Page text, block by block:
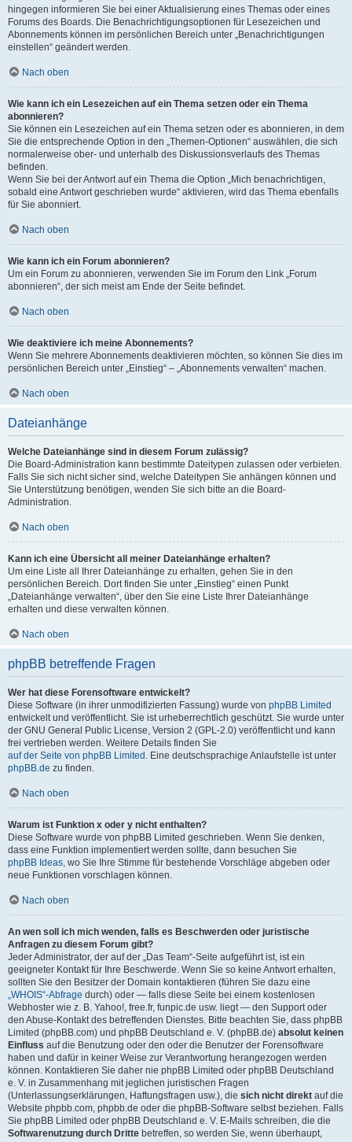
hingegen informieren Sie bei einer Aktualisierung eines Themas oder eines
Forums des Boards. Die Benachrichtigungsoptionen für Lesezeichen und
Abonnements können im persönlichen Bereich unter „Benachrichtigungen
einstellen“ geändert werden.
Nach oben
Wie kann ich ein Lesezeichen auf ein Thema setzen oder ein Thema
abonnieren?
Sie können ein Lesezeichen auf ein Thema setzen oder es abonnieren, in dem
Sie die entsprechende Option in den „Themen-Optionen“ auswählen, die sich
normalerweise ober- und unterhalb des Diskussionsverlaufs des Themas
befinden.
Wenn Sie bei der Antwort auf ein Thema die Option „Mich benachrichtigen,
sobald eine Antwort geschrieben wurde“ aktivieren, wird das Thema ebenfalls
für Sie abonniert.
Nach oben
Wie kann ich ein Forum abonnieren?
Um ein Forum zu abonnieren, verwenden Sie im Forum den Link „Forum
abonnieren“, der sich meist am Ende der Seite befindet.
Nach oben
Wie deaktiviere ich meine Abonnements?
Wenn Sie mehrere Abonnements deaktivieren möchten, so können Sie dies im
persönlichen Bereich unter „Einstieg“ – „Abonnements verwalten“ machen.
Nach oben
Dateianhänge
Welche Dateianhänge sind in diesem Forum zulässig?
Die Board-Administration kann bestimmte Dateitypen zulassen oder verbieten.
Falls Sie sich nicht sicher sind, welche Dateitypen Sie anhängen können und
Sie Unterstützung benötigen, wenden Sie sich bitte an die Board-
Administration.
Nach oben
Kann ich eine Übersicht all meiner Dateianhänge erhalten?
Um eine Liste all Ihrer Dateianhänge zu erhalten, gehen Sie in den
persönlichen Bereich. Dort finden Sie unter „Einstieg“ einen Punkt
„Dateianhänge verwalten“, über den Sie eine Liste Ihrer Dateianhänge
erhalten und diese verwalten können.
Nach oben
phpBB betreffende Fragen
Wer hat diese Forensoftware entwickelt?
Diese Software (in ihrer unmodifizierten Fassung) wurde von phpBB Limited
entwickelt und veröffentlicht. Sie ist urheberrechtlich geschützt. Sie wurde unter
der GNU General Public License, Version 2 (GPL-2.0) veröffentlicht und kann
frei vertrieben werden. Weitere Details finden Sie
auf der Seite von phpBB Limited . Eine deutschsprachige Anlaufstelle ist unter
phpBB.de zu finden.
Nach oben
Warum ist Funktion x oder y nicht enthalten?
Diese Software wurde von phpBB Limited geschrieben. Wenn Sie denken,
dass eine Funktion implementiert werden sollte, dann besuchen Sie
phpBB Ideas, wo Sie Ihre Stimme für bestehende Vorschläge abgeben oder
neue Funktionen vorschlagen können.
Nach oben
An wen soll ich mich wenden, falls es Beschwerden oder juristische
Anfragen zu diesem Forum gibt?
Jeder Administrator, der auf der „Das Team“-Seite aufgeführt ist, ist ein
geeigneter Kontakt für Ihre Beschwerde. Wenn Sie so keine Antwort erhalten,
sollten Sie den Besitzer der Domain kontaktieren (führen Sie dazu eine
„WHOIS“-Abfrage durch) oder — falls diese Seite bei einem kostenlosen
Webhoster wie z. B. Yahoo!, free.fr, funpic.de usw. liegt — den Support oder
den Abuse-Kontakt des betreffenden Dienstes. Bitte beachten Sie, dass phpBB
Limited (phpBB.com) und phpBB Deutschland e. V. (phpBB.de) absolut keinen
Einfluss auf die Benutzung oder den oder die Benutzer der Forensoftware
haben und dafür in keiner Weise zur Verantwortung herangezogen werden
können. Kontaktieren Sie daher nie phpBB Limited oder phpBB Deutschland
e. V. in Zusammenhang mit jeglichen juristischen Fragen
(Unterlassungserklärungen, Haftungsfragen usw.), die sich nicht direkt auf die
Website phpbb.com, phpbb.de oder die phpBB-Software selbst beziehen. Falls
Sie phpBB Limited oder phpBB Deutschland e. V. E-Mails schreiben, die die
Softwarenutzung durch Dritte betreffen, so werden Sie, wenn überhaupt,